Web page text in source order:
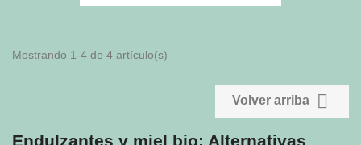
Mostrando 1-4 de 4 artículo(s)
Volver arriba 
Endulzantes y miel bio: Alternativas